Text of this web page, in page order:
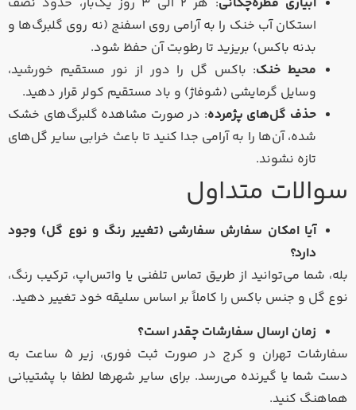
استکان آب خنک را به آرامی روی اسفنج (نه روی گلبرگ‌ها و
بدنه باکس) بریزید تا رطوبت آن حفظ شود.
محیط خنک: باکس گل را دور از نور مستقیم خورشید،
وسایل گرمایشی (شوفاژ) و باد مستقیم کولر قرار دهید.
حذف گل‌های پژمرده: در صورت مشاهده گلبرگ‌های خشک
شده، آن‌ها را به آرامی جدا کنید تا باعث خرابی سایر گل‌های
تازه نشوند.
سوالات متداول
آیا امکان سفارش سفارشی (تغییر رنگ و نوع گل) وجود
دارد؟
بله، شما می‌توانید از طریق تماس تلفنی یا واتس‌اپ، ترکیب رنگ،
نوع گل و جنس باکس را کاملاً بر اساس سلیقه خود تغییر دهید.
زمان ارسال سفارشات چقدر است؟
سفارشات تهران و کرج در صورت ثبت فوری، زیر ۵ ساعت به
دست شما یا گیرنده می‌رسد. برای سایر شهرها لطفا با پشتیبانی
هماهنگ کنید.